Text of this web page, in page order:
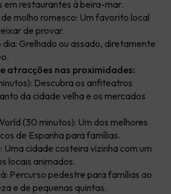
em restaurantes à beira-mar.
molho romesco: Um favorito local
de provar.
dia: Grelhado ou assado, diretamente
atracções nas proximidades:
Descubra os anfiteatros
da cidade velha e os mercados
(30 minutos): Um dos melhores
de Espanha para famílias.
Uma cidade costeira vizinha com um
locais animados.
Percurso pedestre para famílias ao
e de pequenas quintas.